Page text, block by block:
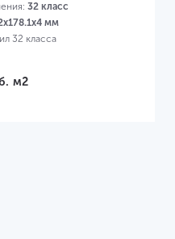
32 класс
мм
32 класса
м2